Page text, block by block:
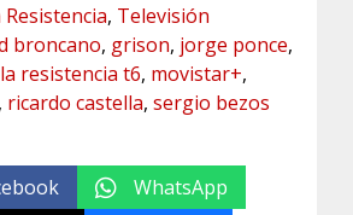
Resistencia, Televisión
broncano, grison, jorge ponce,
la resistencia t6, movistar+,
, ricardo castella,sergio bezos
WhatsApp